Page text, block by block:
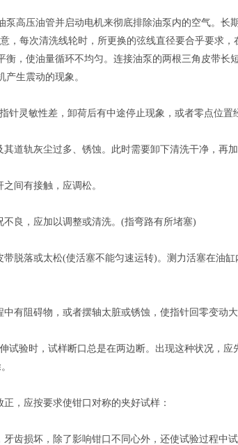
泵高压油管并启动电机来彻底排除油泵内的空气。长
，每次清洗线轮时，所更换的弦线直径要合乎要求
衡，使油量循环不均匀。连接油泵的两根三角皮带
产生震动的现象。
针灵敏性差，卸荷后有中途停止现象，或者零点位置
其道轨灰尘过多、锈蚀。此时需要卸下清洗干净，再
间有接触，应调松。
不良，应加以调整或清洗。(指弯路有所堵塞)
带脱落或太松(使活塞不能匀速运转)。测力活塞在油
有阻碍物，或者摆轴太脏或锈蚀，使指针回零变动大
试验时，试样断口总是在两边断。出现这种状况，
正，应按要求使钳口对称的夹好试样：
牙齿损坏，除了影响钳口不同心外，还使试验过程中